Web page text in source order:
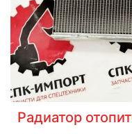
Радиатор